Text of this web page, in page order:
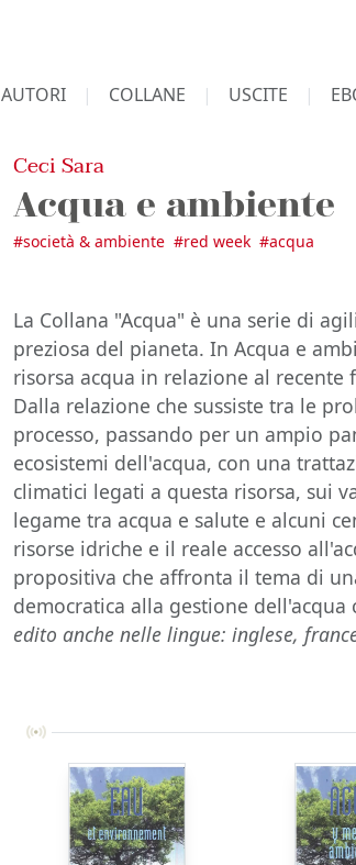
AUTORI COLLANE USCITE
Ceci Sara
Acqua e ambiente
#società & ambiente #red week #acqua
La Collana "Acqua" è una serie di
preziosa del pianeta. In Acqua e
risorsa acqua in relazione al
Dalla relazione che sussiste tra le
processo, passando per un ampio
ecosistemi dell'acqua, con una
climatici legati a questa risorsa, sui
legame tra acqua e salute e alcuni
risorse idriche e il reale accesso
propositiva che affronta il tema di
democratica alla gestione dell'acqua
edito anche nelle lingue: inglese,